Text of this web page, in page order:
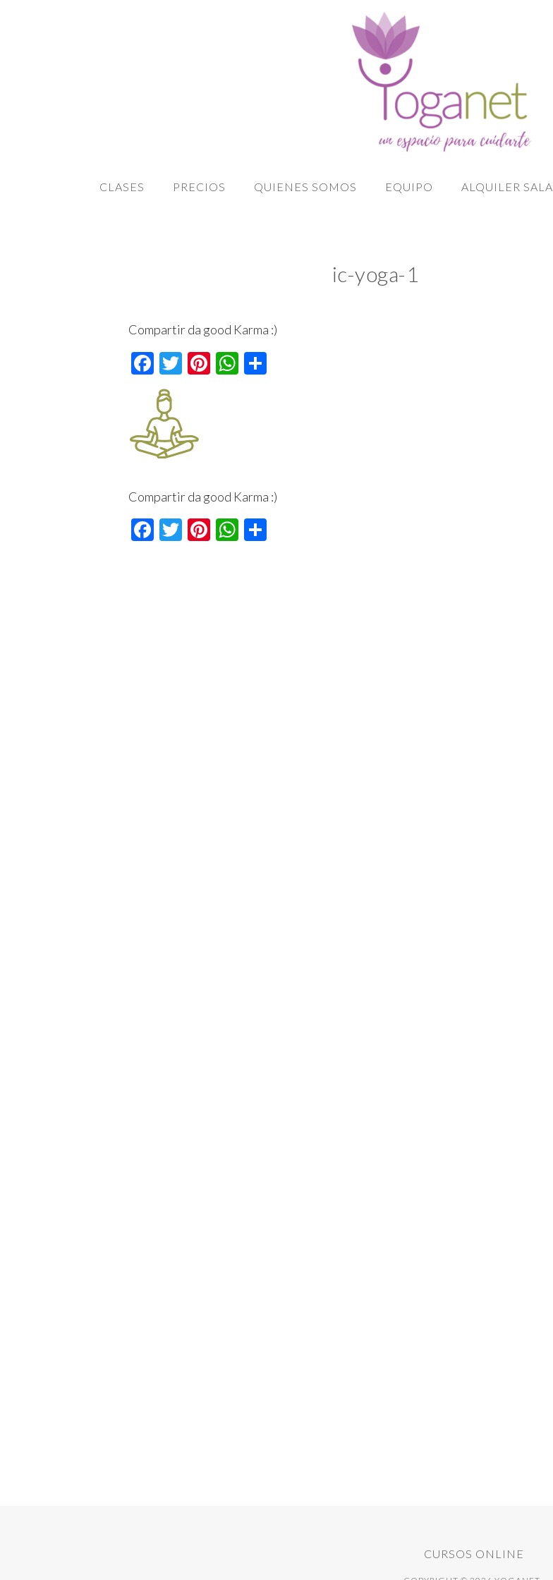
CLASES PRECIOS QUIENES SOMOS EQUIPO ALQUILER SALA
ic-yoga-1
Compartir da good Karma :)
Facebook
Twitter
Pinterest
WhatsApp
Compartir da good Karma :)
Facebook
Twitter
Pinterest
WhatsApp
CURSOS ONLINE